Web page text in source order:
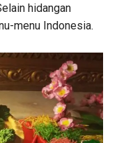
hidangan
menu Indonesia.